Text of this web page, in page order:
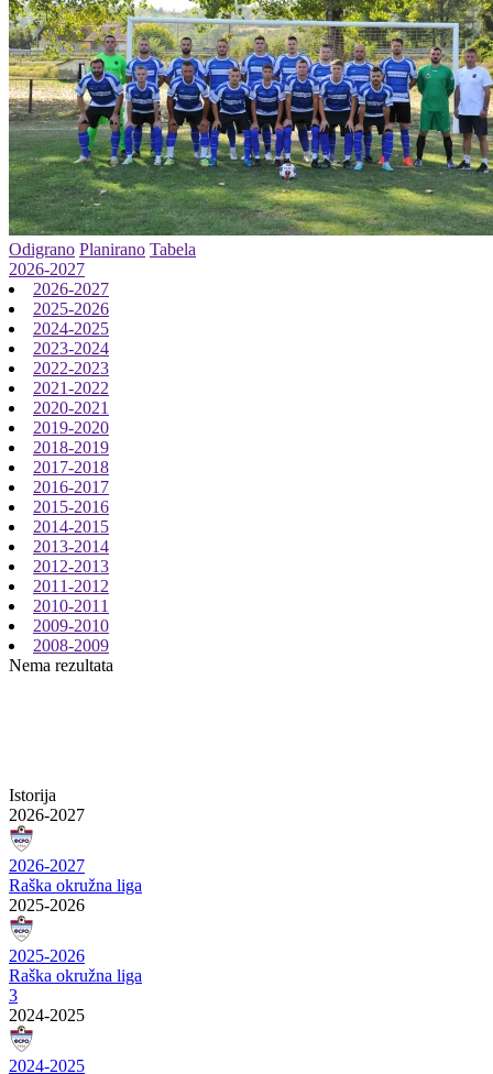
Odigrano Planirano Tabela
2026-2027
2026-2027
2025-2026
2024-2025
2023-2024
2022-2023
2021-2022
2020-2021
2019-2020
2018-2019
2017-2018
2016-2017
2015-2016
2014-2015
2013-2014
2012-2013
2011-2012
2010-2011
2009-2010
2008-2009
Nema rezultata
Istorija
2026-2027
2026-2027
Raška okružna liga
2025-2026
2025-2026
Raška okružna liga
3
2024-2025
2024-2025